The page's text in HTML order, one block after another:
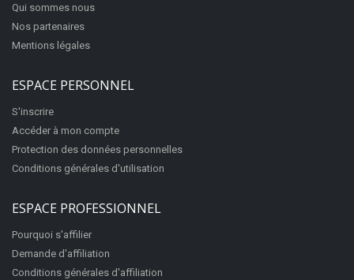
Qui sommes nous
Nos partenaires
Mentions légales
ESPACE PERSONNEL
S'inscrire
Accéder à mon compte
Protection des données personnelles
Conditions générales d'utilisation
ESPACE PROFESSIONNEL
Pourquoi s'affilier
Demande d'affiliation
Conditions générales d'affiliation